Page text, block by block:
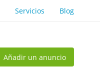
Servicios Blog
Añadir un anuncio